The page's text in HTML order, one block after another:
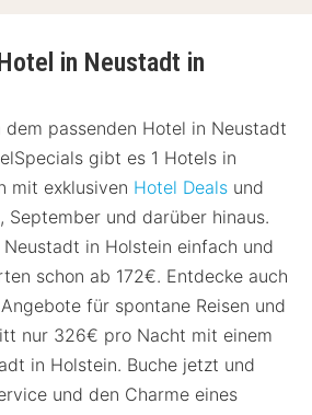
in Neustadt in
passenden Hotel in Neustadt
gibt es 1 Hotels in
mit exklusiven Hotel Deals und
September und darüber hinaus.
in Holstein einfach und
schon ab 172€. Entdecke auch
für spontane Reisen und
nur 326€ pro Nacht mit einem
in Holstein. Buche jetzt und
und den Charme eines